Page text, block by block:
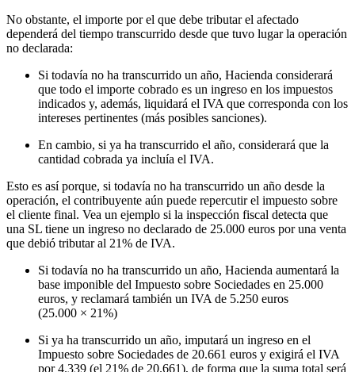
No obstante, el importe por el que debe tributar el afectado
dependerá del tiempo transcurrido desde que tuvo lugar la operación
no declarada:
Si todavía no ha transcurrido un año, Hacienda considerará
que todo el importe cobrado es un ingreso en los impuestos
indicados y, además, liquidará el IVA que corresponda con los
intereses pertinentes (más posibles sanciones).
En cambio, si ya ha transcurrido el año, considerará que la
cantidad cobrada ya incluía el IVA.
Esto es así porque, si todavía no ha transcurrido un año desde la
operación, el contribuyente aún puede repercutir el impuesto sobre
el cliente final. Vea un ejemplo si la inspección fiscal detecta que
una SL tiene un ingreso no declarado de 25.000 euros por una venta
que debió tributar al 21% de IVA.
Si todavía no ha transcurrido un año, Hacienda aumentará la
base imponible del Impuesto sobre Sociedades en 25.000
euros, y reclamará también un IVA de 5.250 euros
(25.000 × 21%)
Si ya ha transcurrido un año, imputará un ingreso en el
Impuesto sobre Sociedades de 20.661 euros y exigirá el IVA
por 4.339 (el 21% de 20.661), de forma que la suma total será